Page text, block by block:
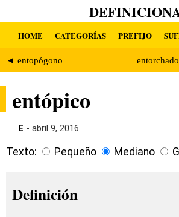
HOME CATEGORÍAS PREFIJO
◄ entopógono
entópico
E - abril 9, 2016
Texto: Pequeño Mediano
Definición